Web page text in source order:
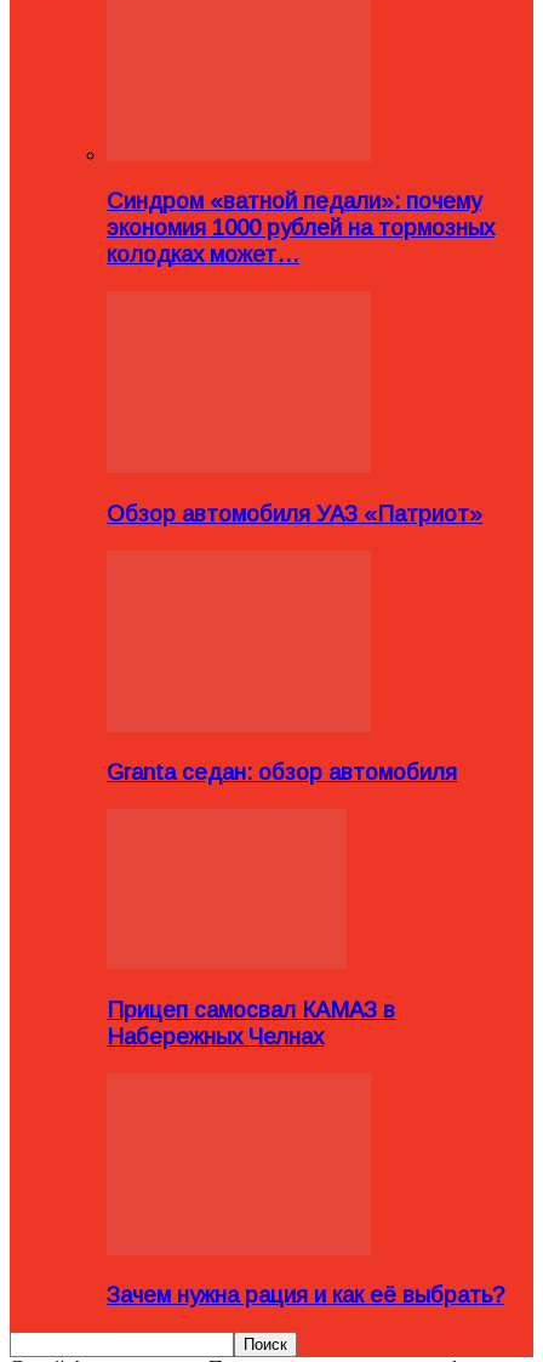
Синдром «ватной педали»: почему
экономия 1000 рублей на тормозных
колодках может…
Обзор автомобиля УАЗ «Патриот»
Granta седан: обзор автомобиля
Прицеп самосвал КАМАЗ в
Набережных Челнах
Зачем нужна рация и как её выбрать?